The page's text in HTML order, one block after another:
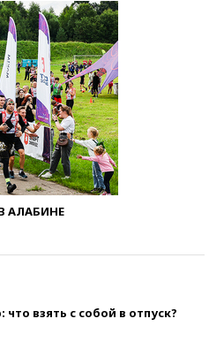
АЛАБИНЕ
взять с собой в отпуск?